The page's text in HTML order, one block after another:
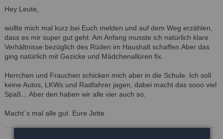
Hey Leute,
wollte mich mal kurz bei Euch melden und auf dem Weg erzählen,
dass es mir super gut geht. Am Anfang musste ich natürlich klare
Verhältnisse bezüglich des Rüden im Haushalt schaffen.Aber das
ging natürlich mit Gezicke und Mädchenallüren fix.
Herrchen und Frauchen schicken mich aber in die Schule. Ich soll
keine Autos, LKWs und Radfahrer jagen, dabei macht das sooo viel
Spaß... Aber den haben wir alle vier auch so.
Macht`s mal alle gut. Eure Jette